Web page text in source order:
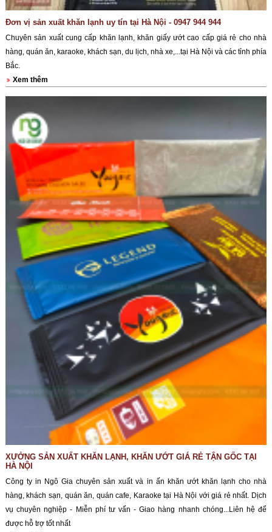
Đơn vị sản xuất khăn lạnh uy tín tại Hà Nội - 0947 944 944
Chuyên sản xuất cung cấp khăn lạnh, khăn giấy ướt cao cấp giá rẻ cho nhà
hàng, quán ăn, karaoke, khách sạn, du lịch, nhà xe,...tại Hà Nội và các tỉnh phía
Bắc.
Xem thêm
XƯỞNG SẢN XUẤT KHĂN LẠNH, KHĂN ƯỚT GIÁ RẺ TẬN GỐC TẠI
HÀ NỘI
Công ty in Ngô Gia chuyên sản xuất và in ấn khăn ướt khăn lạnh cho nhà
hàng, khách sạn, quán ăn, quán cafe, Karaoke tại Hà Nội với giá rẻ nhất. Dịch
vụ chuyên nghiệp - Miễn phí tư vấn - Giao hàng nhanh chóng...Liên hệ để
được hỗ trợ tốt nhất